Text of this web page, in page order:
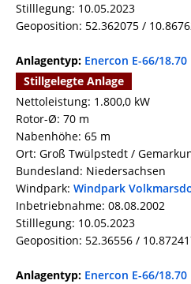
Stilllegung: 10.05.2023
Geoposition: 52.362075 /
Anlagentyp: Enercon E-66/18.70
Stillgelegte Anlage
Nettoleistung: 1.800,0 kW
Rotor-Ø: 70 m
Nabenhöhe: 65 m
Ort: Groß Twülpstedt /
Bundesland: Niedersachsen
Windpark: Windpark
Inbetriebnahme: 08.08.2002
Stilllegung: 10.05.2023
Geoposition: 52.36556 /
Anlagentyp: Enercon E-66/18.70